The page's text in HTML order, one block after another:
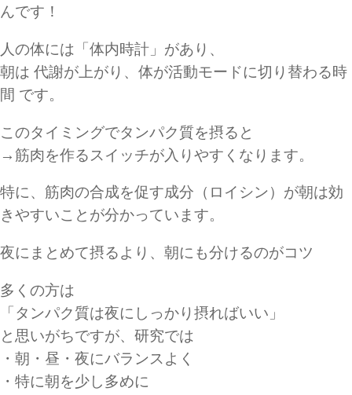
んです！
人の体には「体内時計」があり、
朝は 代謝が上がり、体が活動モードに切り替わる時
間 です。
このタイミングでタンパク質を摂ると
→筋肉を作るスイッチが入りやすくなります。
特に、筋肉の合成を促す成分（ロイシン）が朝は効
きやすいことが分かっています。
夜にまとめて摂るより、朝にも分けるのがコツ
多くの方は
「タンパク質は夜にしっかり摂ればいい」
と思いがちですが、研究では
・朝・昼・夜にバランスよく
・特に朝を少し多めに